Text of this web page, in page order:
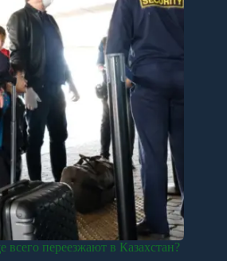
всего переезжают в Казахстан?